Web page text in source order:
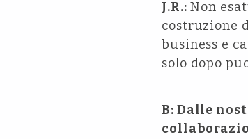
J.R.: Non
costruzione
business e
solo dopo
B: Dalle